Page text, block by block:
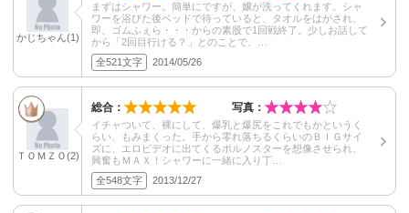
かじちゃん(1)
まずはシャワー。簡単にですが、嬢が洗ってくれます。シャ
ワーを浴びた後ベッドで待っていると、タオルをはがされ、
即、ゴムふぇら・・・からの素股で1回戦終了。少しお話して
から「2回目行ける？」とのことで、…
全521文字
2014/05/26
ＴＯＭＺＯ(2)
総合： 写真：
イチャついて、裸にして、爆乳と爆尻をこれでもかというく
らい、もみまくった。手から零れ落ちるくらいのＢＩＧサイ
ズに、エロビデオに出てくるポルノスターを想像させられ、
興奮もＭＡＸ！シャワーに一緒に入り丁…
全548文字
2013/12/27